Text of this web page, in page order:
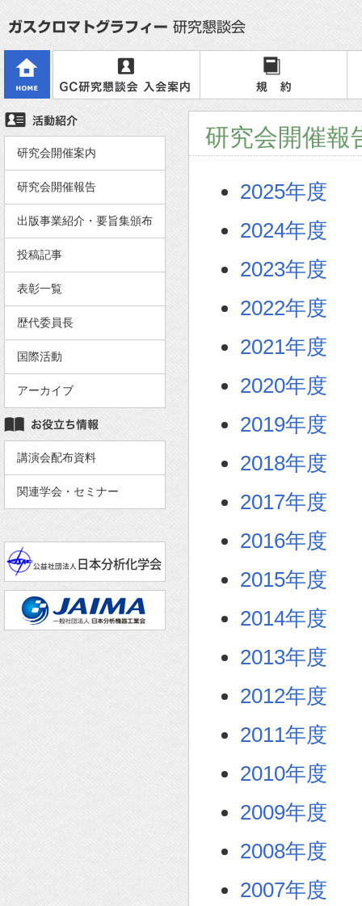
研究会開催案内
研究会開催報告
出版事業紹介・要旨集頒布
投稿記事
表彰一覧
歴代委員長
国際活動
アーカイブ
講演会配布資料
関連学会・セミナー
研究会開催報
2025年度
2024年度
2023年度
2022年度
2021年度
2020年度
2019年度
2018年度
2017年度
2016年度
2015年度
2014年度
2013年度
2012年度
2011年度
2010年度
2009年度
2008年度
2007年度